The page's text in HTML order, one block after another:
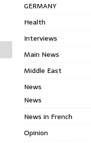
GERMANY
Health
Interviews
Main News
Middle East
News
News
News in French
Opinion